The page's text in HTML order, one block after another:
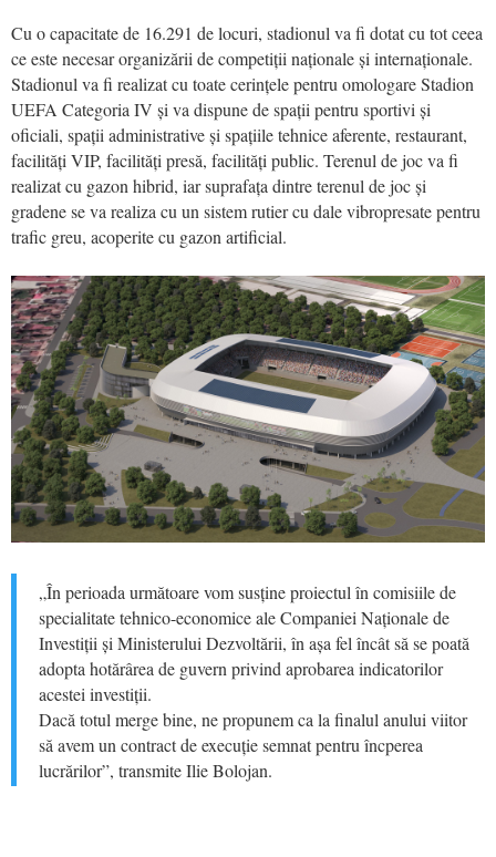
Cu o capacitate de 16.291 de locuri, stadionul va fi dotat cu tot ceea
ce este necesar organizării de competiții naționale și internaționale.
Stadionul va fi realizat cu toate cerințele pentru omologare Stadion
UEFA Categoria IV și va dispune de spații pentru sportivi și
oficiali, spații administrative și spațiile tehnice aferente, restaurant,
facilități VIP, facilități presă, facilități public. Terenul de joc va fi
realizat cu gazon hibrid, iar suprafața dintre terenul de joc și
gradene se va realiza cu un sistem rutier cu dale vibropresate pentru
trafic greu, acoperite cu gazon artificial.
„În perioada următoare vom susține proiectul în comisiile de
specialitate tehnico-economice ale Companiei Naționale de
Investiții și Ministerului Dezvoltării, în așa fel încât să se poată
adopta hotărârea de guvern privind aprobarea indicatorilor
acestei investiții.
Dacă totul merge bine, ne propunem ca la finalul anului viitor
să avem un contract de execuție semnat pentru încperea
lucrărilor”, transmite Ilie Bolojan.